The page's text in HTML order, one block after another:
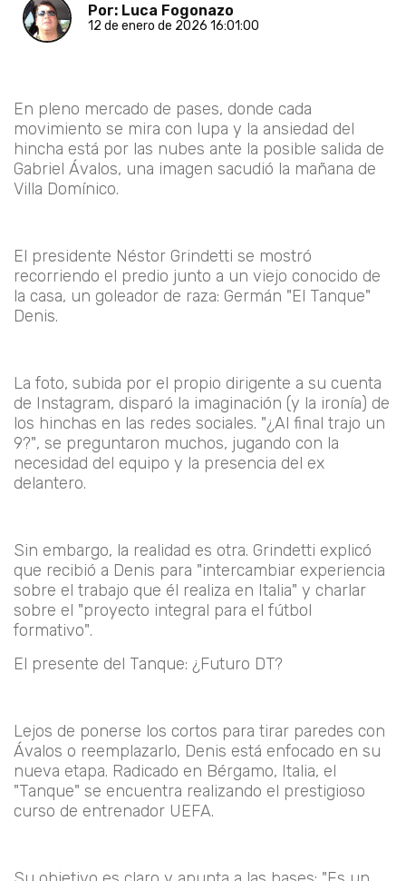
Por: Luca Fogonazo
12 de enero de 2026 16:01:00
En pleno mercado de pases, donde cada
movimiento se mira con lupa y la ansiedad del
hincha está por las nubes ante la posible salida de
Gabriel Ávalos, una imagen sacudió la mañana de
Villa Domínico.
El presidente Néstor Grindetti se mostró
recorriendo el predio junto a un viejo conocido de
la casa, un goleador de raza: Germán "El Tanque"
Denis.
La foto, subida por el propio dirigente a su cuenta
de Instagram, disparó la imaginación (y la ironía) de
los hinchas en las redes sociales. "¿Al final trajo un
9?", se preguntaron muchos, jugando con la
necesidad del equipo y la presencia del ex
delantero.
Sin embargo, la realidad es otra. Grindetti explicó
que recibió a Denis para "intercambiar experiencia
sobre el trabajo que él realiza en Italia" y charlar
sobre el "proyecto integral para el fútbol
formativo".
El presente del Tanque: ¿Futuro DT?
Lejos de ponerse los cortos para tirar paredes con
Ávalos o reemplazarlo, Denis está enfocado en su
nueva etapa. Radicado en Bérgamo, Italia, el
"Tanque" se encuentra realizando el prestigioso
curso de entrenador UEFA.